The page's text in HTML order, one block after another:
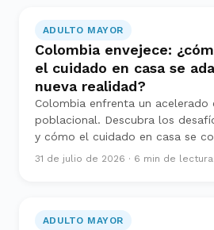
ADULTO MAYOR
Colombia envejece:
el cuidado en casa se
nueva realidad?
Colombia enfrenta un acelerado
poblacional. Descubra los
y cómo el cuidado en casa se
fundamental para las familias.
31 de julio de 2026 · 6 min de lectura
ADULTO MAYOR